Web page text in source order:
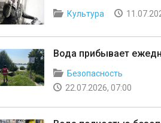
Культура
Вода прибывает
Безопасность
22.07.2026, 07:00